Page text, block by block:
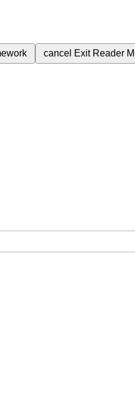
cancel Exit Reader